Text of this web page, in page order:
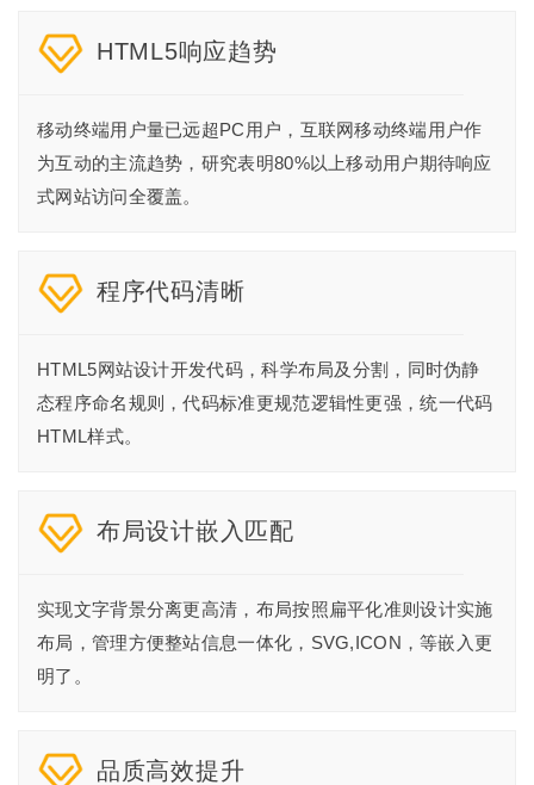
HTML5响应趋势
移动终端用户量已远超PC用户，互联网移动终端用户作
为互动的主流趋势，研究表明80%以上移动用户期待响应
式网站访问全覆盖。
程序代码清晰
HTML5网站设计开发代码，科学布局及分割，同时伪静
态程序命名规则，代码标准更规范逻辑性更强，统一代码
HTML样式。
布局设计嵌入匹配
实现文字背景分离更高清，布局按照扁平化准则设计实施
布局，管理方便整站信息一体化，SVG,ICON，等嵌入更
明了。
品质高效提升